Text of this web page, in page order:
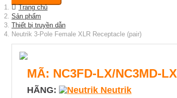
Trang chủ
Sản phẩm
Thiết bị truyền dẫn
Neutrik 3-Pole Female XLR Receptacle (pair)
MÃ: NC3FD-LX/NC3MD-LX
HÃNG: Neutrik